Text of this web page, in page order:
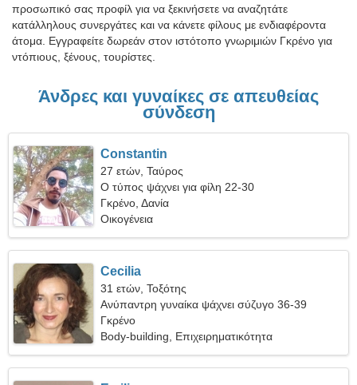
προσωπικό σας προφίλ για να ξεκινήσετε να αναζητάτε
κατάλληλους συνεργάτες και να κάνετε φίλους με ενδιαφέροντα
άτομα. Εγγραφείτε δωρεάν στον ιστότοπο γνωριμιών Γκρένο για
ντόπιους, ξένους, τουρίστες.
Άνδρες και γυναίκες σε απευθείας
σύνδεση
Constantin
27 ετών, Ταύρος
Ο τύπος ψάχνει για φίλη 22-30
Γκρένο, Δανία
Οικογένεια
Cecilia
31 ετών, Τοξότης
Ανύπαντρη γυναίκα ψάχνει σύζυγο 36-39
Γκρένο
Body-building, Επιχειρηματικότητα